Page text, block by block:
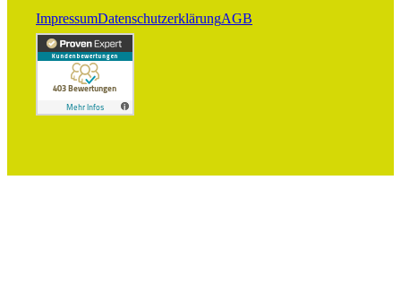
ImpressumDatenschutzerklärungAGB